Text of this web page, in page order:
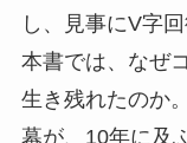
し、見事にV字
本書では、なぜ
生き残れたのか
幕が、10年に及